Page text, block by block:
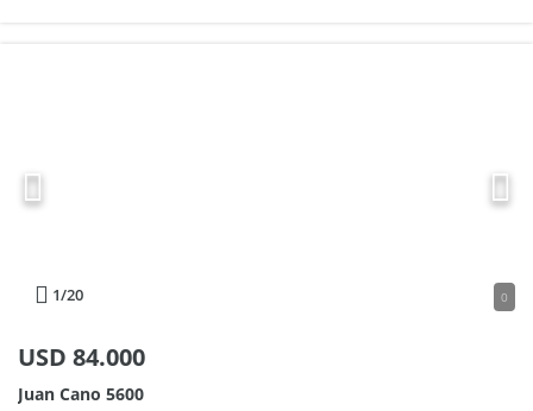
1/20 0
USD 84.000
Juan Cano 5600